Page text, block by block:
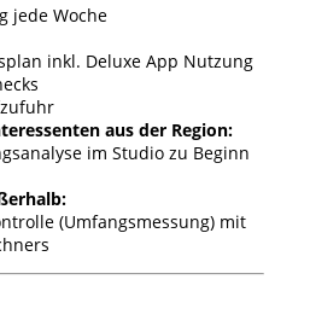
jede Woche
inkl. Deluxe App Nutzung
aus der Region:
im Studio zu Beginn
(Umfangsmessung) mit